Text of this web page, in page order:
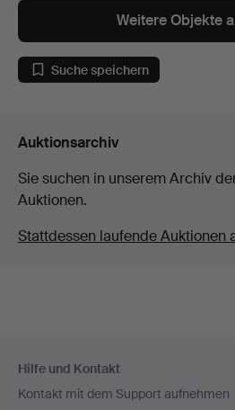
Weitere Objekte
Suche speichern
Auktionsarchiv
Sie suchen in unserem Archiv
Auktionen.
Stattdessen laufende Auktionen
Navigation
Hilfe und Kontakt
Kontakt mit dem Support aufnehmen